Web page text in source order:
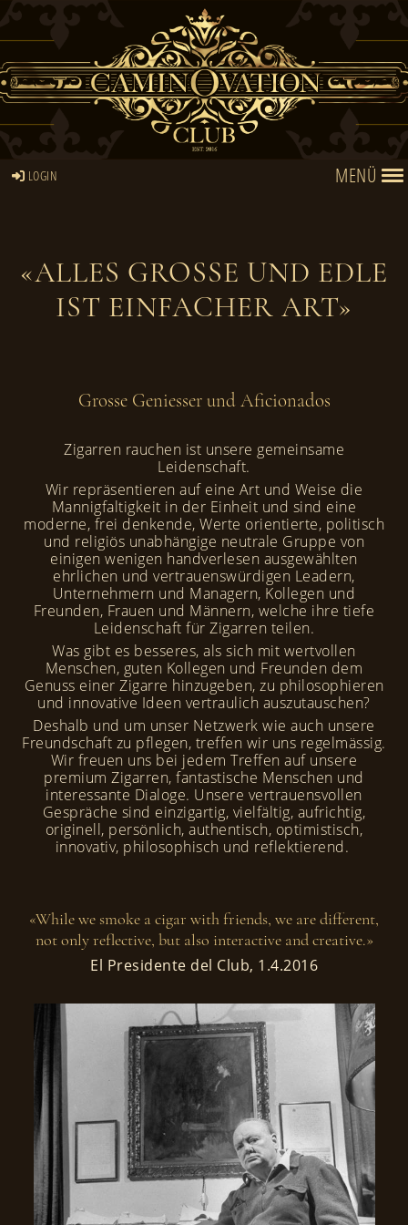
MENÜ
LOGIN
«ALLES GROSSE UND EDLE
IST EINFACHER ART»
Grosse Geniesser und Aficionados
Zigarren rauchen ist unsere gemeinsame
Leidenschaft.
Wir repräsentieren auf eine Art und Weise die
Mannigfaltigkeit in der Einheit und sind eine
moderne, frei denkende, Werte orientierte, politisch
und religiös unabhängige neutrale Gruppe von
einigen wenigen handverlesen ausgewählten
ehrlichen und vertrauenswürdigen Leadern,
Unternehmern und Managern, Kollegen und
Freunden, Frauen und Männern, welche ihre tiefe
Leidenschaft für Zigarren teilen.
Was gibt es besseres, als sich mit wertvollen
Menschen, guten Kollegen und Freunden dem
Genuss einer Zigarre hinzugeben, zu philosophieren
und innovative Ideen vertraulich auszutauschen?
Deshalb und um unser Netzwerk wie auch unsere
Freundschaft zu pflegen, treffen wir uns regelmässig.
Wir freuen uns bei jedem Treffen auf unsere
premium Zigarren, fantastische Menschen und
interessante Dialoge. Unsere vertrauensvollen
Gespräche sind einzigartig, vielfältig, aufrichtig,
originell, persönlich, authentisch, optimistisch,
innovativ, philosophisch und reflektierend.
«While we smoke a cigar with friends, we are different,
not only reflective, but also interactive and creative.»
El Presidente del Club, 1.4.2016